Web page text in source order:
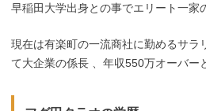
早稲田大学出身との事でエリート一家
現在は有楽町の一流商社に勤めるサラ
て大企業の係長 、年収550万オーバー